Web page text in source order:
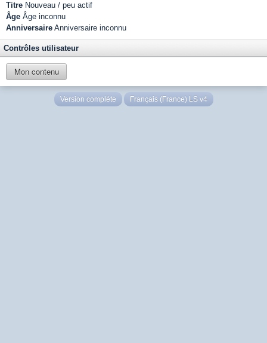
Titre Nouveau / peu actif
Âge Âge inconnu
Anniversaire Anniversaire inconnu
Contrôles utilisateur
Mon contenu
Version complète Français (France) LS v4